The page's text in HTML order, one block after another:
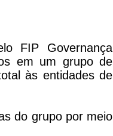
FIP Governança
em um grupo de
às entidades de
do grupo por meio